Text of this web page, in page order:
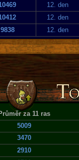
12. den
12. den
9838 12. den
za 11 ras
5009
3470
2910